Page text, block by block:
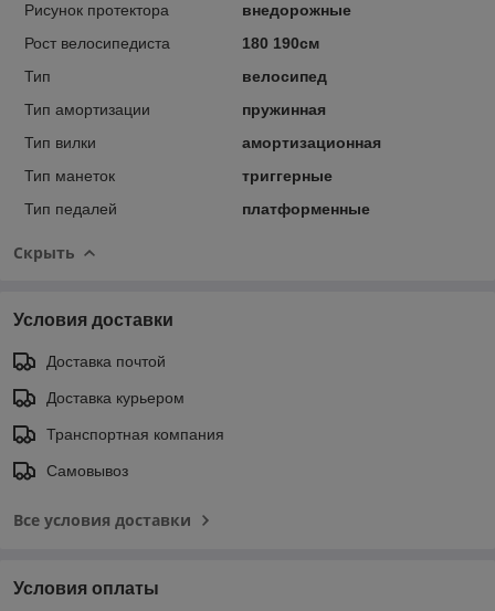
Рисунок протектора
внедорожные
Рост велосипедиста
180 190см
Тип
велосипед
Тип амортизации
пружинная
Тип вилки
амортизационная
Тип манеток
триггерные
Тип педалей
платформенные
Скрыть
Условия доставки
Доставка почтой
Доставка курьером
Транспортная компания
Самовывоз
Все условия доставки
Условия оплаты